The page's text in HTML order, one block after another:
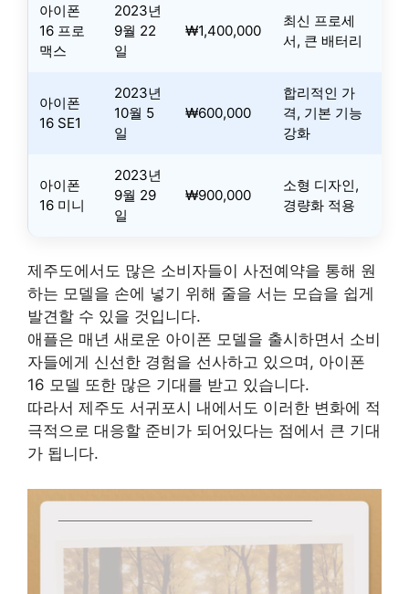
아이폰
16 프로
맥스
2023년
9월 22
일
₩1,400,000
최신 프로세
서, 큰 배터리
아이폰
16 SE1
2023년
10월 5
일
₩600,000
합리적인 가
격, 기본 기능
강화
아이폰
16 미니
2023년
9월 29
일
₩900,000
소형 디자인,
경량화 적용
제주도에서도 많은 소비자들이 사전예약을 통해 원
하는 모델을 손에 넣기 위해 줄을 서는 모습을 쉽게
발견할 수 있을 것입니다.
애플은 매년 새로운 아이폰 모델을 출시하면서 소비
자들에게 신선한 경험을 선사하고 있으며, 아이폰
16 모델 또한 많은 기대를 받고 있습니다.
따라서 제주도 서귀포시 내에서도 이러한 변화에 적
극적으로 대응할 준비가 되어있다는 점에서 큰 기대
가 됩니다.